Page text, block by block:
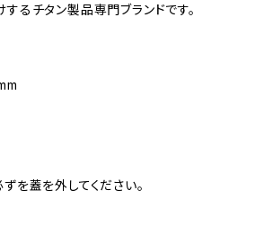
るチタン製品専門ブランドです。
を蓋を外してください。